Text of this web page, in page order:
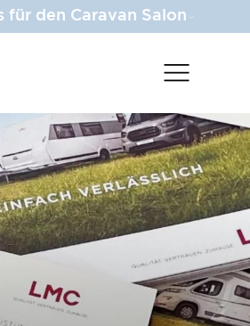
für den Caravan Salon
IN EINE NEUE